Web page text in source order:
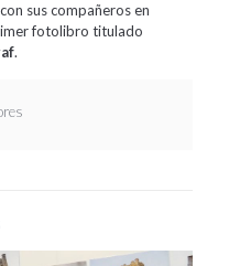
sus compañeros en
fotolibro titulado
.